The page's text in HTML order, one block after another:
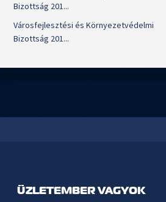
Bizottság 201...
Városfejlesztési és Környezetvédelmi
Bizottság 201...
ÜZLETEMBER VAGYOK